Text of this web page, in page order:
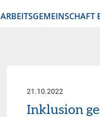
ARBEITSGEMEINSCHAFT
21.10.2022
Inklusion